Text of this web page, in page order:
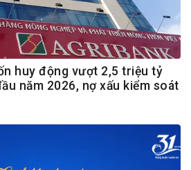
huy động vượt 2,5 triệu tỷ
năm 2026, nợ xấu kiểm soát